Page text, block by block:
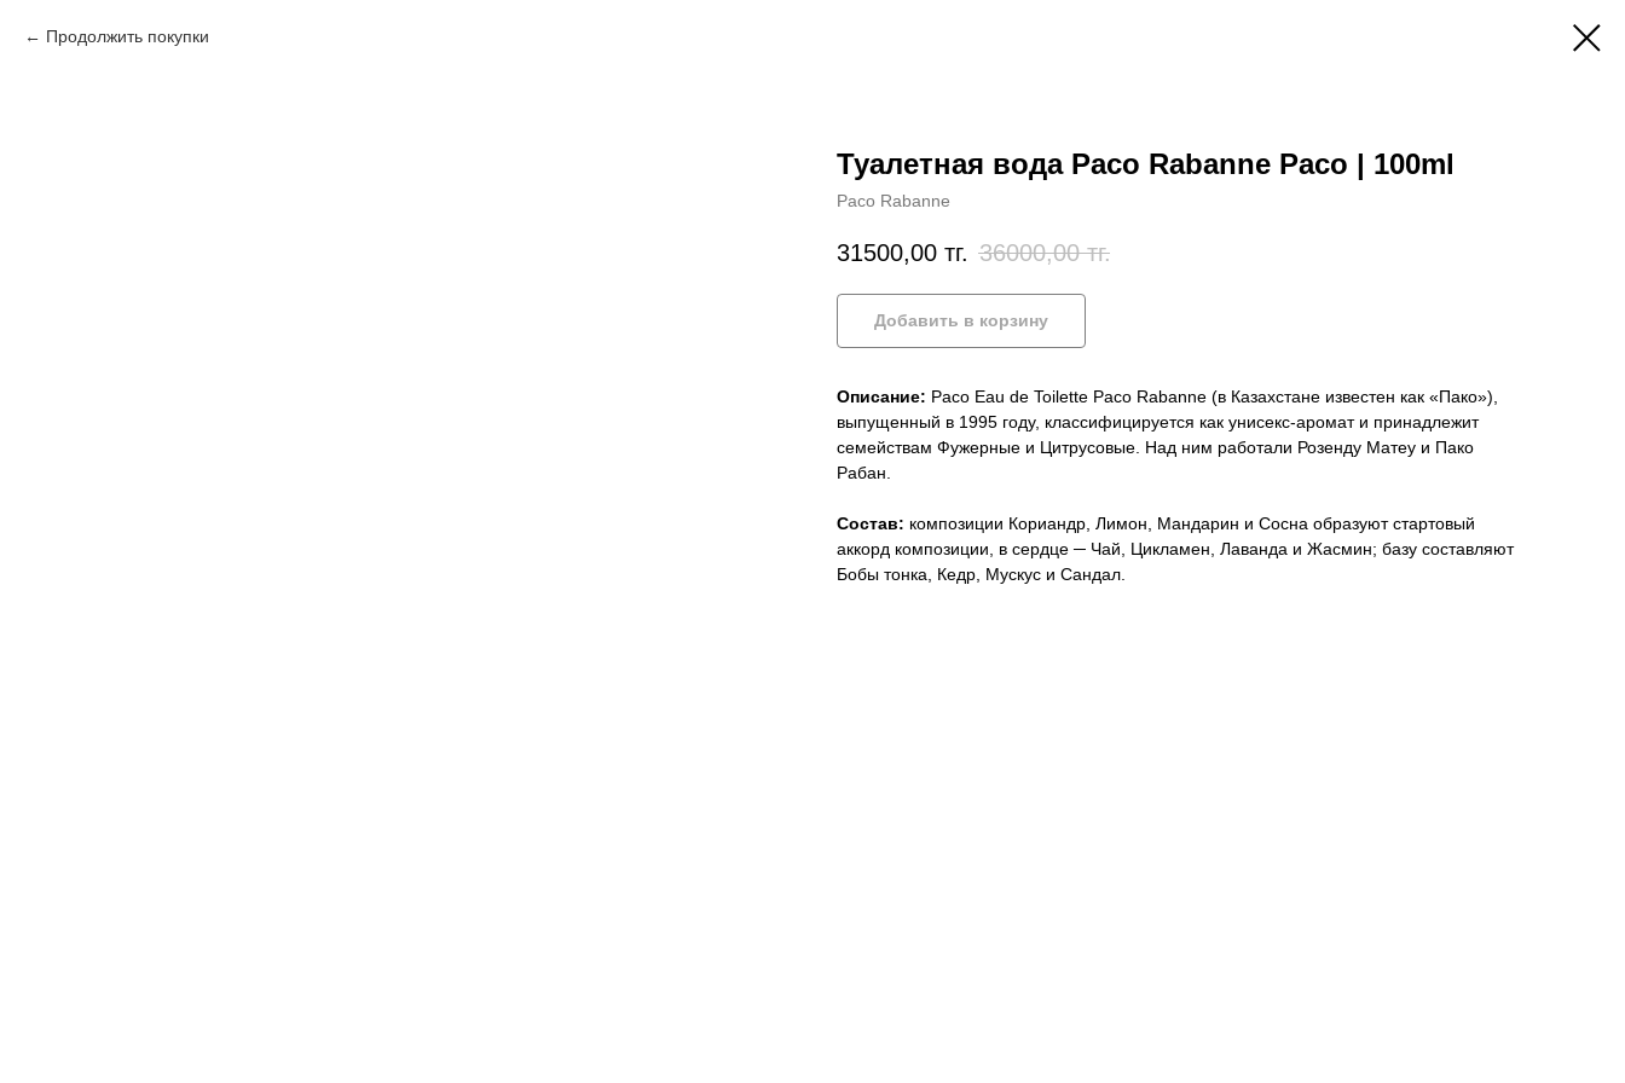
Продолжить покупки
Туалетная вода Paco Rabanne Paco | 100ml
Paco Rabanne
31500,00 тг. 36000,00 тг.
Добавить в корзину
Описание: Paco Eau de Toilette Paco Rabanne (в Казахстане известен как «Пако»),
выпущенный в 1995 году, классифицируется как унисекс-аромат и принадлежит
семействам Фужерные и Цитрусовые. Над ним работали Розенду Матеу и Пако
Рабан.
Состав: композиции Кориандр, Лимон, Мандарин и Сосна образуют стартовый
аккорд композиции, в сердце ─ Чай, Цикламен, Лаванда и Жасмин; базу составляют
Бобы тонка, Кедр, Мускус и Сандал.